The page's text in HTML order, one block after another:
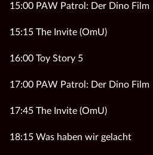
15:00 PAW Patrol: Der Dino Film
15:15 The Invite (OmU)
16:00 Toy Story 5
17:00 PAW Patrol: Der Dino Film
17:45 The Invite (OmU)
18:15 Was haben wir gelacht